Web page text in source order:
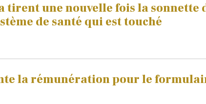
tirent une nouvelle fois la
de santé qui est touché
la rémunération pour le